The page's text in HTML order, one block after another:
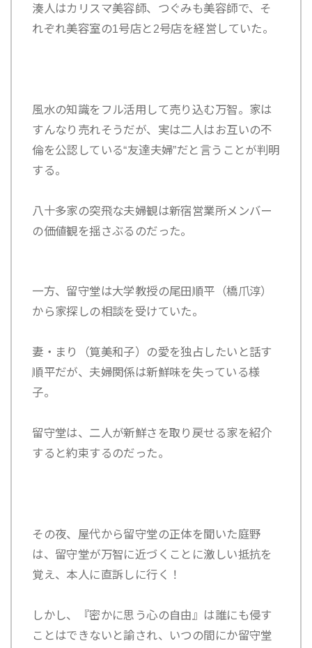
湊人はカリスマ美容師、つぐみも美容師で、そ
れぞれ美容室の1号店と2号店を経営していた。
風水の知識をフル活用して売り込む万智。家は
すんなり売れそうだが、実は二人はお互いの不
倫を公認している“友達夫婦”だと言うことが判明
する。
八十多家の突飛な夫婦観は新宿営業所メンバー
の価値観を揺さぶるのだった。
一方、留守堂は大学教授の尾田順平（橋爪淳）
から家探しの相談を受けていた。
妻・ まり（筧美和子） の愛を独占したいと話す
順平だが、夫婦関係は新鮮味を失っている様
子。
留守堂は、二人が新鮮さを取り戻せる家を紹介
すると約束するのだった。
その夜、屋代から留守堂の正体を聞いた庭野
は、留守堂が万智に近づくことに激しい抵抗を
覚え、本人に直訴しに行く！
しかし、『密かに思う心の自由』は誰にも侵す
ことはできないと諭され、いつの間にか留守堂